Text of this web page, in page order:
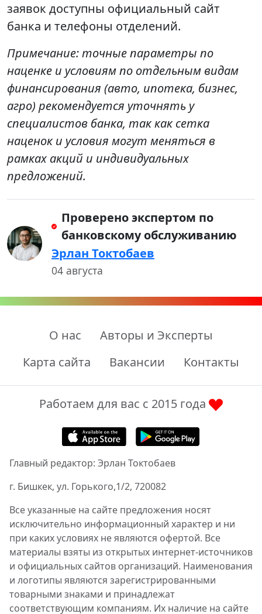
заявок доступны официальный сайт
банка и телефоны отделений.
Примечание: точные параметры по
наценке и условиям по отдельным видам
финансирования (авто, ипотека, бизнес,
агро) рекомендуется уточнять у
специалистов банка, так как сетка
наценок и условия могут меняться в
рамках акций и индивидуальных
предложений.
Проверено экспертом по
банковскому обслуживанию
Эрлан Токтобаев
04 августа
О нас
Авторы и Эксперты
Карта сайта
Вакансии Контакты
Работаем для вас с 2015 года
Главный редактор: Эрлан Токтобаев
г. Бишкек, ул. Горького,1/2, 720082
Все указанные на сайте предложения носят
исключительно информационный характер и ни
при каких условиях не являются офертой. Все
материалы взяты из открытых интернет-источников
и официальных сайтов организаций. Наименования
и логотипы являются зарегистрированными
товарными знаками и принадлежат
соответствующим компаниям. Их наличие на сайте